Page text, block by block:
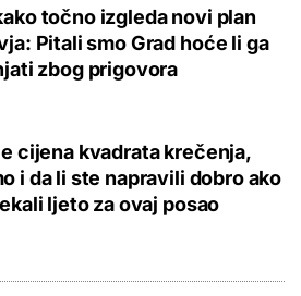
točno izgleda novi plan
Pitali smo Grad hoće li ga
zbog prigovora
cijena kvadrata krečenja,
i da li ste napravili dobro ako
ljeto za ovaj posao